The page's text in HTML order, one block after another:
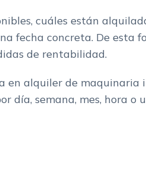
cuáles están
fecha concreta. De esta
de rentabilidad.
en alquiler de maquinaria
día, semana, mes, hora o